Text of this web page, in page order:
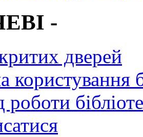
-
дверей
користування
роботи